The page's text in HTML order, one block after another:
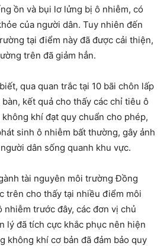
ồn và bụi lơ lửng bị ô nhiễm, có
của người dân. Tuy nhiên đến
tại điểm này đã được cải thiện,
trên đã giảm hẳn.
qua quan trắc tại 10 bãi chôn lấp
kết quả cho thấy các chỉ tiêu ô
khí đạt quy chuẩn cho phép,
sinh ô nhiễm bất thường, gây ảnh
dân sống quanh khu vực.
tài nguyên môi trường Đồng
trên cho thấy tại nhiều điểm môi
trước đây, các đơn vị chủ
lý đã tích cực khắc phục nên hiện
không khí cơ bản đã đảm bảo quy